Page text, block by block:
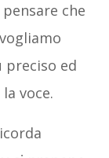
che
ed
voce.